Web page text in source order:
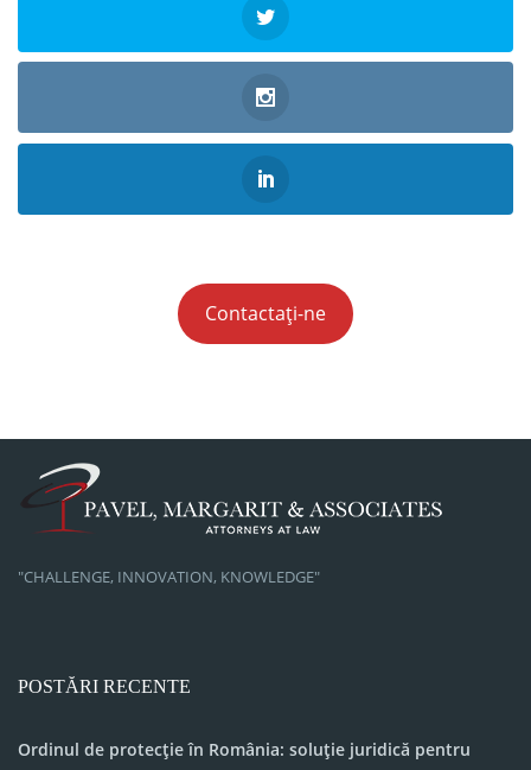
Contactați-ne
"CHALLENGE, INNOVATION, KNOWLEDGE"
POSTĂRI RECENTE
Ordinul de protecție în România: soluție juridică pentru